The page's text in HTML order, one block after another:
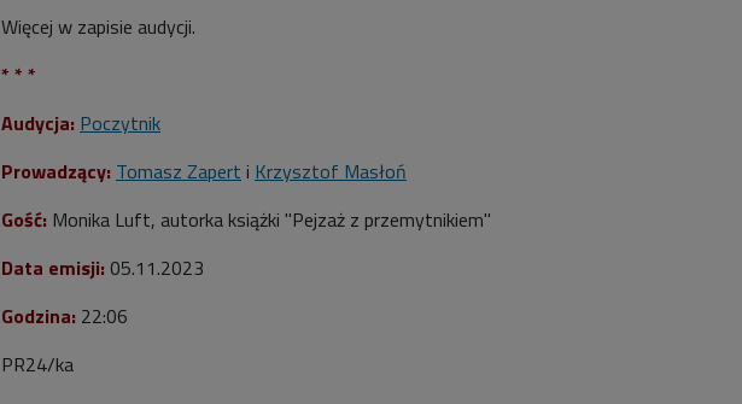
Więcej w zapisie audycji.
* * *
Audycja: Poczytnik
Prowadzący: Tomasz Zapert i Krzysztof Masłoń
Gość: Monika Luft, autorka książki "Pejzaż z przemytnikiem"
Data emisji: 05.11.2023
Godzina: 22:06
PR24/ka